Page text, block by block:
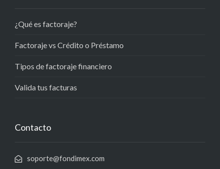
¿Qué es factoraje?
Factoraje vs Crédito o Préstamo
Tipos de factoraje financiero
Valida tus facturas
Contacto
soporte@fondimex.com